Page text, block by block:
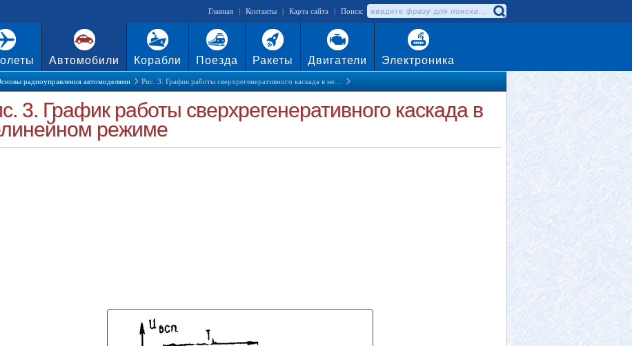
Главная | Контакты | Карта сайта | Поиск:
Автомобили Корабли Поезда Ракеты Двигатели Электроника
радиоуправления автомоделями Рис. 3. График работы сверхрегенеративного каскада в не…
3. График работы сверхрегенеративного каскада в
режиме